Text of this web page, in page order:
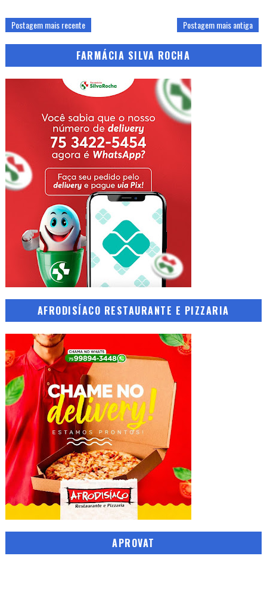
Postagem mais recente Postagem mais antiga
FARMÁCIA SILVA ROCHA
AFRODISÍACO RESTAURANTE E PIZZARIA
APROVAT